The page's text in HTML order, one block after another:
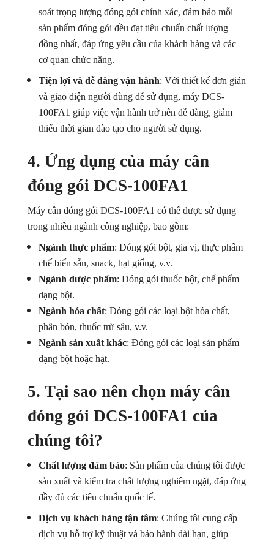
soát trọng lượng đóng gói chính xác, đảm bảo mỗi
sản phẩm đóng gói đều đạt tiêu chuẩn chất lượng
đồng nhất, đáp ứng yêu cầu của khách hàng và các
cơ quan chức năng.
Tiện lợi và dễ dàng vận hành: Với thiết kế đơn giản
và giao diện người dùng dễ sử dụng, máy DCS-
100FA1 giúp việc vận hành trở nên dễ dàng, giảm
thiểu thời gian đào tạo cho người sử dụng.
4. Ứng dụng của máy cân
đóng gói DCS-100FA1
Máy cân đóng gói DCS-100FA1 có thể được sử dụng
trong nhiều ngành công nghiệp, bao gồm:
Ngành thực phẩm: Đóng gói bột, gia vị, thực phẩm
chế biến sẵn, snack, hạt giống, v.v.
Ngành dược phẩm: Đóng gói thuốc bột, chế phẩm
dạng bột.
Ngành hóa chất: Đóng gói các loại bột hóa chất,
phân bón, thuốc trừ sâu, v.v.
Ngành sản xuất khác: Đóng gói các loại sản phẩm
dạng bột hoặc hạt.
5. Tại sao nên chọn máy cân
đóng gói DCS-100FA1 của
chúng tôi?
Chất lượng đảm bảo: Sản phẩm của chúng tôi được
sản xuất và kiểm tra chất lượng nghiêm ngặt, đáp ứng
đầy đủ các tiêu chuẩn quốc tế.
Dịch vụ khách hàng tận tâm: Chúng tôi cung cấp
dịch vụ hỗ trợ kỹ thuật và bảo hành dài hạn, giúp